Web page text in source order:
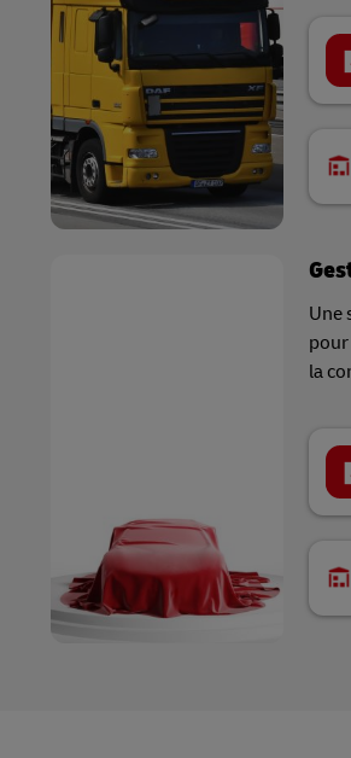
Une
la